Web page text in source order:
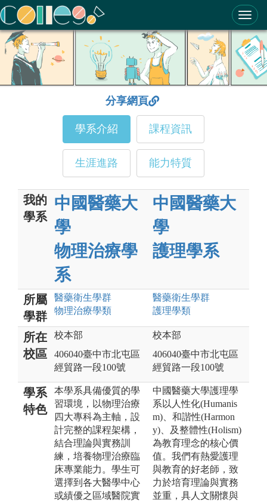
ColleGo! 大學選才與高中育才輔助系統
分享網頁
學系介紹 課程資訊
生涯進路 能力特質
我的
學系
中國醫藥大
學
物理治療學
系
中國醫藥大
學
護理學系
所屬
學群
醫藥衛生學群
物理治療學類
醫藥衛生學群
護理學類
所在
校區
校本部
406040臺中市北屯區
經貿路一段100號
校本部
406040臺中市北屯區
經貿路一段100號
學系
特色
本學系具備優質的學
習環境，以物理治療
四大專科為主軸，設
計完整的課程架構，
結合理論與實務訓
練，培養物理治療臨
床專業能力。學生可
選擇到各大醫學中心
或績優之區域醫院實
中國醫藥大學護理學
系以人性化(Humanis
m)、和諧性(Harmon
y)、及整體性(Holism)
為教育理念的核心價
值。我們有熱愛護理
與教育的好老師，致
力於培育理論與實務
並重，具人文關懷與